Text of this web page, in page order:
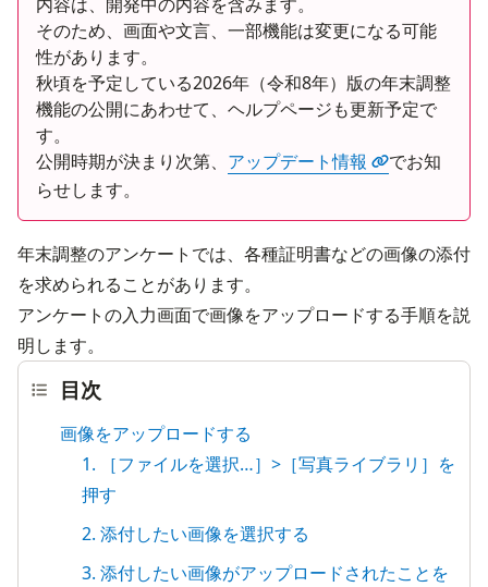
そのため、画面や文言、一部機能は変更になる可能
性があります。
秋頃を予定している2026年（令和8年）版の年末調整
機能の公開にあわせて、ヘルプページも更新予定で
す。
公開時期が決まり次第、 アップデート情報
でお知
らせします。
年末調整のアンケートでは、各種証明書などの画像の添付
を求められることがあります。
アンケートの入力画面で画像をアップロードする手順を説
明します。
目次
画像をアップロードする
1. ［ファイルを選択…］>［写真ライブラリ］を
押す
2. 添付したい画像を選択する
3. 添付したい画像がアップロードされたことを